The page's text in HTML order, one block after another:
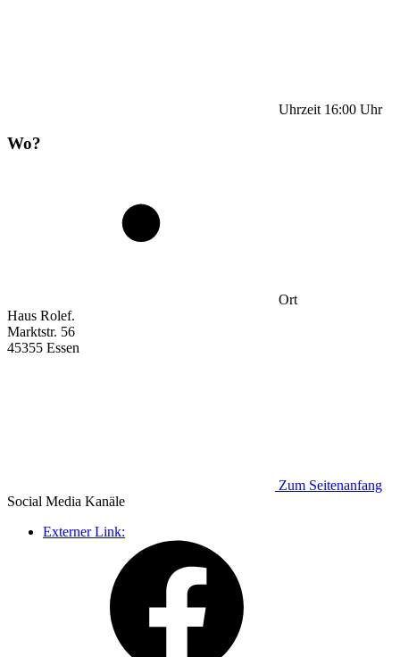
Uhrzeit 16:00 Uhr
Wo?
Ort
Haus Rolef.
Marktstr. 56
45355 Essen
Zum Seitenanfang
Social Media Kanäle
Externer Link: